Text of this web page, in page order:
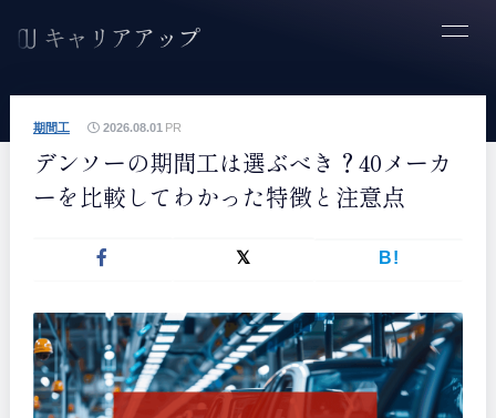
PR
期間工 2026.08.01
デンソーの期間工は選ぶべき？40メーカ
ーを比較してわかった特徴と注意点
B!